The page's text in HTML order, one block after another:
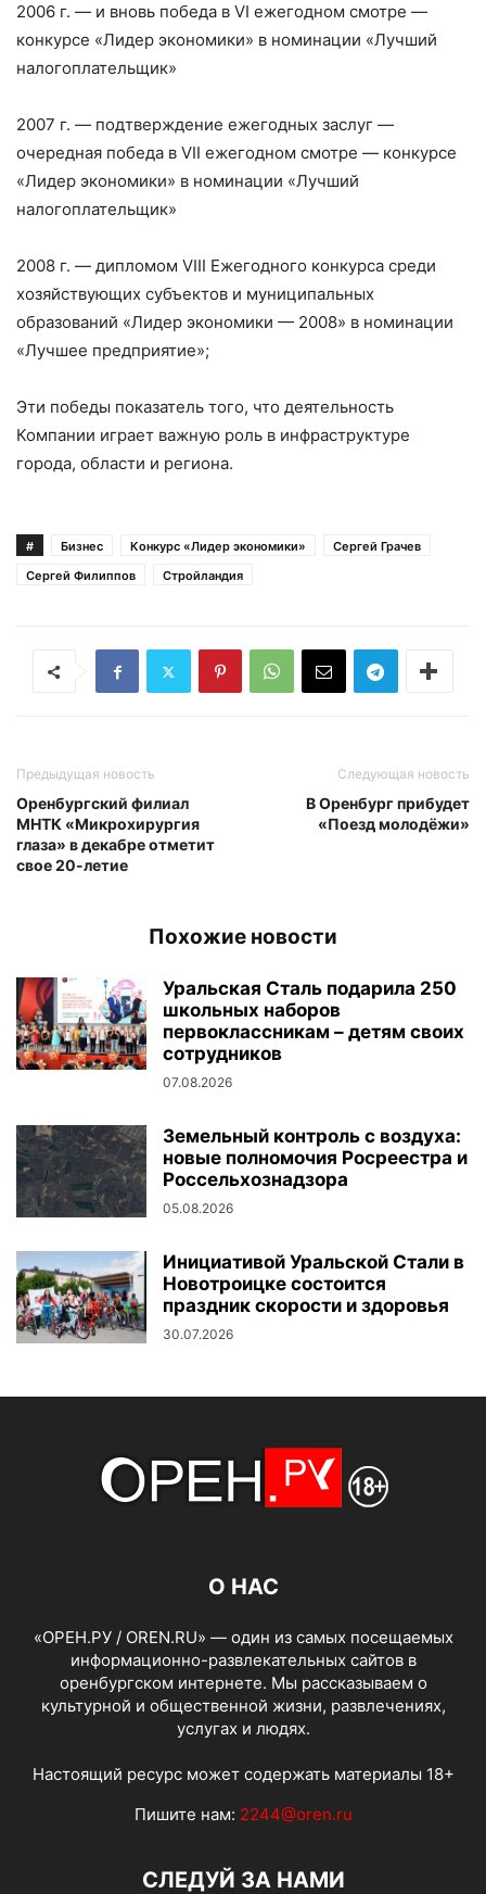
2006 г. — и вновь победа в VI ежегодном смотре —
конкурсе «Лидер экономики» в номинации «Лучший
налогоплательщик»
2007 г. — подтверждение ежегодных заслуг —
очередная победа в VII ежегодном смотре — конкурсе
«Лидер экономики» в номинации «Лучший
налогоплательщик»
2008 г. — дипломом VIII Ежегодного конкурса среди
хозяйствующих субъектов и муниципальных
образований «Лидер экономики — 2008» в номинации
«Лучшее предприятие»;
Эти победы показатель того, что деятельность
Компании играет важную роль в инфраструктуре
города, области и региона.
# Бизнес Конкурс «Лидер экономики»
Сергей Грачев
Сергей Филиппов
Стройландия
Предыдущая новость
Оренбургский филиал
МНТК «Микрохирургия
глаза» в декабре отметит
свое 20-летие
Следующая новость
В Оренбург прибудет
«Поезд молодёжи»
Похожие новости
Уральская Сталь подарила 250
школьных наборов
первоклассникам – детям своих
сотрудников
07.08.2026
Земельный контроль с воздуха:
новые полномочия Росреестра и
Россельхознадзора
05.08.2026
Инициативой Уральской Стали в
Новотроицке состоится
праздник скорости и здоровья
30.07.2026
О НАС
«ОРЕН.РУ / OREN.RU» — один из самых посещаемых
информационно-развлекательных сайтов в
оренбургском интернете. Мы рассказываем о
культурной и общественной жизни, развлечениях,
услугах и людях.
Настоящий ресурс может содержать материалы 18+
Пишите нам: 2244@oren.ru
СЛЕДУЙ ЗА НАМИ